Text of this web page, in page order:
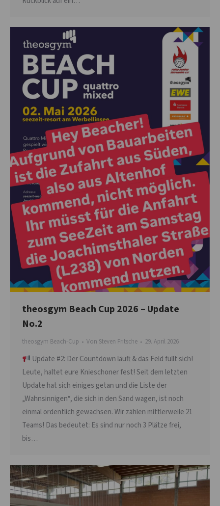
theosgym Beach Cup 2026 – Update
No.2
theosgym Beach-Cup Von Steven Fritsche 29. April 2026
Update #2: Der Countdown läuft & das Feld füllt sich!
Leute, haltet eure Knieschoner fest! Seit dem letzten
Update hat sich einiges getan und die Liste der
„Wahnsinnigen“, die sich in den Sand wagen, ist noch
einmal ordentlich gewachsen. Wir zählen mittlerweile 21
Teams! Das bedeutet: Es sind nur noch 3 Plätze frei,
bis…